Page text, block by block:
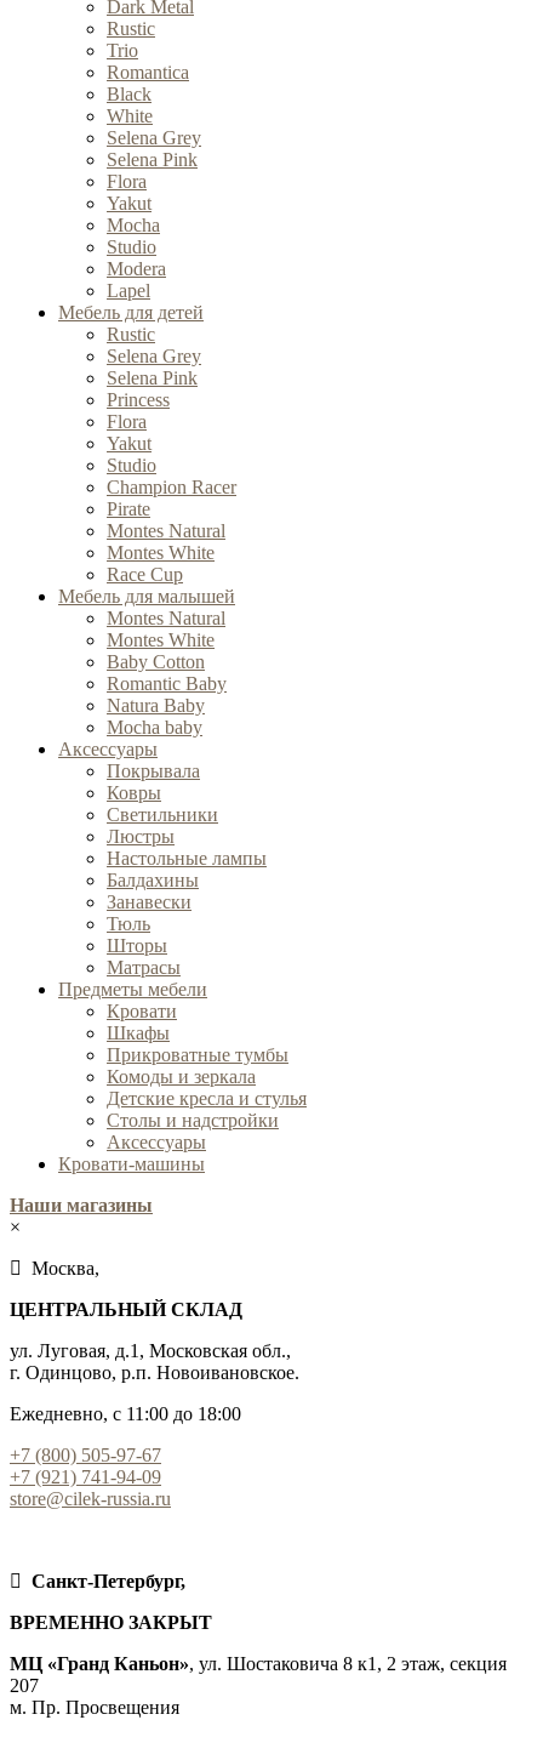
Dark Metal
Rustic
Trio
Romantica
Black
White
Selena Grey
Selena Pink
Flora
Yakut
Mocha
Studio
Modera
Lapel
Мебель для детей
Rustic
Selena Grey
Selena Pink
Princess
Flora
Yakut
Studio
Champion Racer
Pirate
Montes Natural
Montes White
Race Cup
Мебель для малышей
Montes Natural
Montes White
Baby Cotton
Romantic Baby
Natura Baby
Mocha baby
Аксессуары
Покрывала
Ковры
Cветильники
Люстры
Настольные лампы
Балдахины
Занавески
Тюль
Шторы
Матрасы
Предметы мебели
Кровати
Шкафы
Прикроватные тумбы
Комоды и зеркала
Детские кресла и стулья
Столы и надстройки
Аксессуары
Кровати-машины
Наши магазины
×
Москва,
ЦЕНТРАЛЬНЫЙ СКЛАД
ул. Луговая, д.1, Московская обл.,
г. Одинцово, р.п. Новоивановское.
Ежедневно, с 11:00 до 18:00
+7 (800) 505-97-67
+7 (921) 741-94-09
store@cilek-russia.ru
Санкт-Петербург,
ВРЕМЕННО ЗАКРЫТ
МЦ «Гранд Каньон», ул. Шостаковича 8 к1, 2 этаж, секция
207
м. Пр. Просвещения